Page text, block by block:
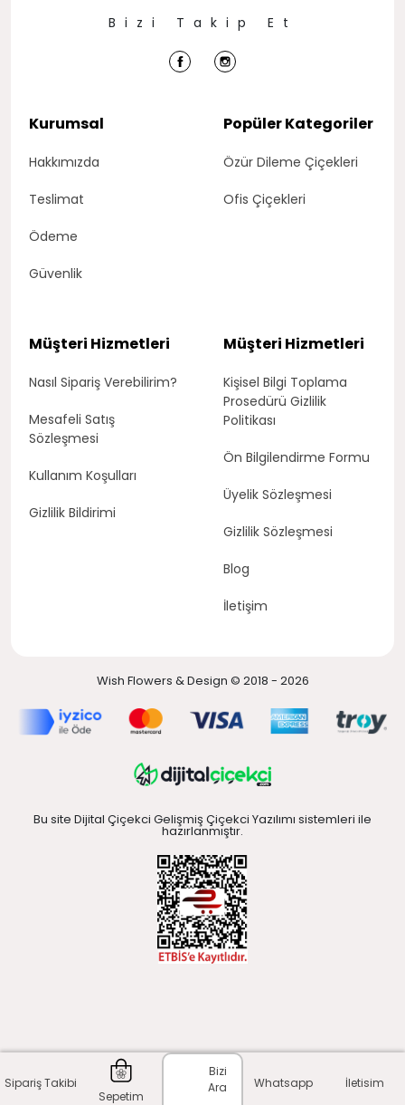
Kurumsal
Hakkımızda
Teslimat
Ödeme
Güvenlik
Popüler Kategoriler
Özür Dileme Çiçekleri
Ofis Çiçekleri
Bizi Takip Et
Müşteri Hizmetleri
Nasıl Sipariş Verebilirim?
Mesafeli Satış
Sözleşmesi
Kullanım Koşulları
Gizlilik Bildirimi
Müşteri Hizmetleri
Kişisel Bilgi Toplama
Prosedürü Gizlilik
Politikası
Ön Bilgilendirme Formu
Üyelik Sözleşmesi
Gizlilik Sözleşmesi
Blog
İletişim
Wish Flowers & Design © 2018 - 2026
Bu site Dijital Çiçekci Gelişmiş Çiçekci Yazılımı sistemleri ile
hazırlanmıştır.
Sipariş Takibi
Sepetim
Bizi
Ara
Whatsapp İletisim